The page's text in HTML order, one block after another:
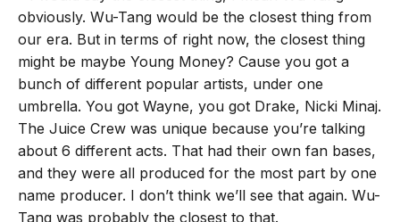
obviously. Wu-Tang would be the closest thing from
our era. But in terms of right now, the closest thing
might be maybe Young Money? Cause you got a
bunch of different popular artists, under one
umbrella. You got Wayne, you got Drake, Nicki Minaj.
The Juice Crew was unique because you’re talking
about 6 different acts. That had their own fan bases,
and they were all produced for the most part by one
name producer. I don’t think we’ll see that again. Wu-
Tang was probably the closest to that.